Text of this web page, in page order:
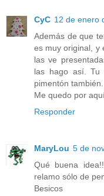
CyC 12 de enero
Además de que
es muy original, y
las ve
las hago así.
pimentón también.
Me quedo por
Responder
MaryLou 5 de
Qué buena
relamo sólo de
Besicos